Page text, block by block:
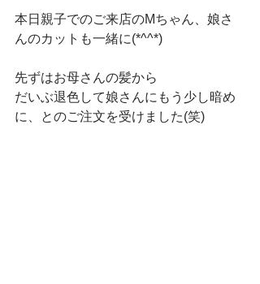
本日親子でのご来店のMちゃん、娘さ
んのカットも一緒に(*^^*)
先ずはお母さんの髪から
だいぶ退色して娘さんにもう少し暗め
に、とのご注文を受けました(笑)